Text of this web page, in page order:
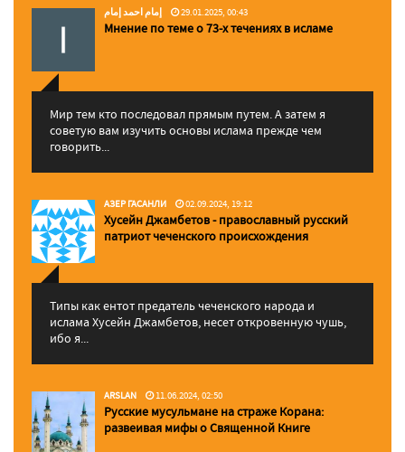
إمام احمد إمام 29.01.2025, 00:43
Мнение по теме о 73-х течениях в исламе
Мир тем кто последовал прямым путем. А затем я
советую вам изучить основы ислама прежде чем
говорить...
АЗЕР ГАСАНЛИ 02.09.2024, 19:12
Хусейн Джамбетов - православный русский
патриот чеченского происхождения
Типы как ентот предатель чеченского народа и
ислама Хусейн Джамбетов, несет откровенную чушь,
ибо я...
ARSLAN 11.06.2024, 02:50
Русские мусульмане на страже Корана:
pазвеивая мифы о Священной Книге